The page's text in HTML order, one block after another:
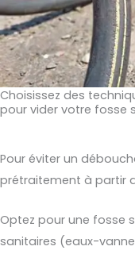
Choisissez des
pour vider votre fosse
Pour éviter un
prétraitement à partir
Optez pour une fosse
sanitaires (eaux-